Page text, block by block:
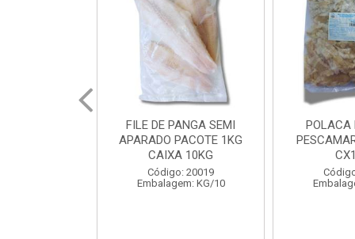
POLACA DESFIADA
PESCAMARES PCT5KG
CX10KG
Código: 20161
Embalagem: KG/10
POLACA